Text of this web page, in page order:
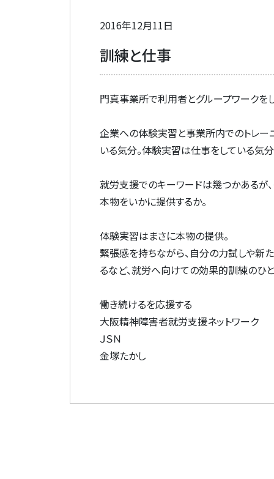
2016年12月11日
訓練と仕事
門真事業所で利用者とグループワークを
企業への体験実習と事業所内でのトレー
いる気分。体験実習は仕事をしている気
就労支援でのキーワードは幾つかあるが、
本物をいかに提供するか。
体験実習はまさに本物の提供。
緊張感を持ちながら、自分の力試しや新
るなど、就労へ向けての効果的訓練のひ
働き続けるを応援する
大阪精神障害者就労支援ネットワーク
ＪＳＮ
金塚たかし